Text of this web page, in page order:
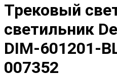
Трековый
светильник
DIM-601201-
007352